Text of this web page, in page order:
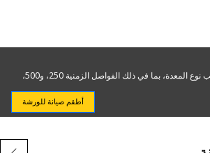
تتاح أطقم صيانة كاملة حسب نوع المعدة، بما في ذلك الفواصل الزمنية 250، و500،
أطقم صيانة للورشة